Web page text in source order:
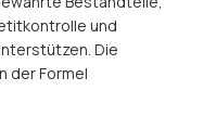
und
Die
der Formel